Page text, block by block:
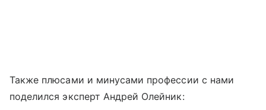
Также плюсами и минусами профессии с нами
поделился эксперт Андрей Олейник: